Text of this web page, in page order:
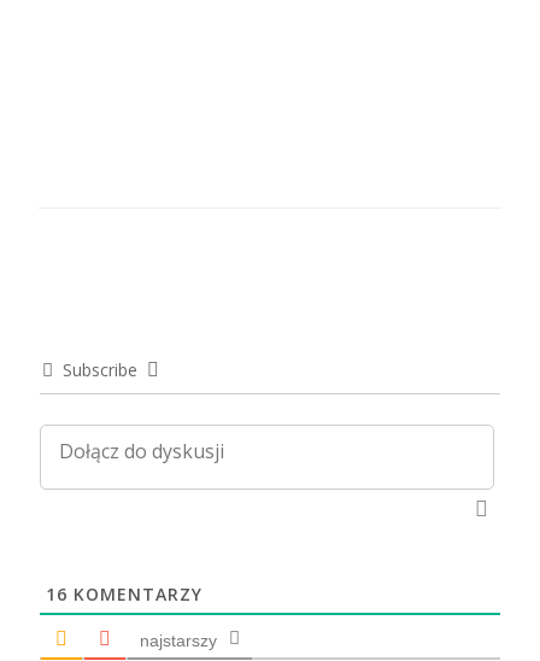
Subscribe
16 KOMENTARZY
najstarszy